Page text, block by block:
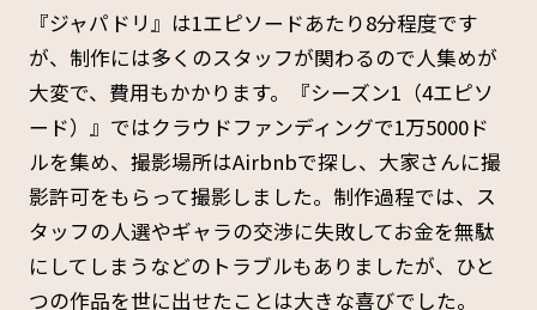
『ジャパドリ』は1エピソードあたり8分程度です
が、制作には多くのスタッフが関わるので人集めが
大変で、費用もかかります。『シーズン1（4エピソ
ード）』ではクラウドファンディングで1万5000ド
ルを集め、撮影場所はAirbnbで探し、大家さんに撮
影許可をもらって撮影しました。制作過程では、ス
タッフの人選やギャラの交渉に失敗してお金を無駄
にしてしまうなどのトラブルもありましたが、ひと
つの作品を世に出せたことは大きな喜びでした。